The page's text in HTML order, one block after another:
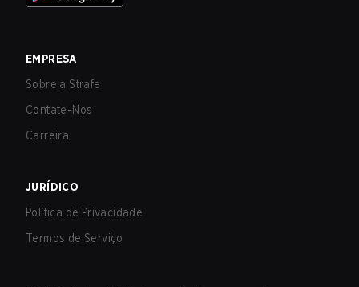
EMPRESA
Sobre a Strafe
Contate-Nos
Carreira
JURÍDICO
Política de Privacidade
Termos de Serviço